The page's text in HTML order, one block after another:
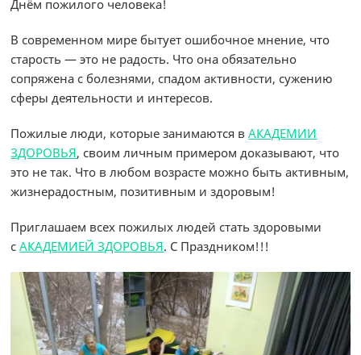
Днём пожилого человека!
В современном мире бытует ошибочное мнение, что
старость — это не радость. Что она обязательно
сопряжена с болезнями, спадом активности, сужению
сферы деятельности и интересов.
Пожилые люди, которые занимаются вАКАДЕМИИ
ЗДОРОВЬЯ, своим личным примером доказывают, что
это не так. Что в любом возрасте можно быть активным,
жизнерадостным, позитивным и здоровым!
Приглашаем всех пожилых людей стать здоровыми
сАКАДЕМИЕЙ ЗДОРОВЬЯ. С Праздником!!!